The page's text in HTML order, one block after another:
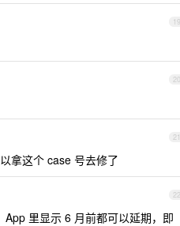
19
20
21
拿这个 case 号去修了
22
里显示 6 月前都可以延期，即